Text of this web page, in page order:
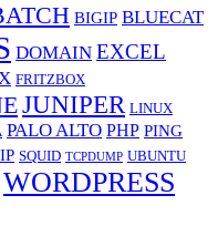
BIGIP BLUECAT
DOMAIN EXCEL
FRITZBOX
JUNIPER LINUX
PALO ALTO PHP PING
SQUID TCPDUMP UBUNTU
WORDPRESS